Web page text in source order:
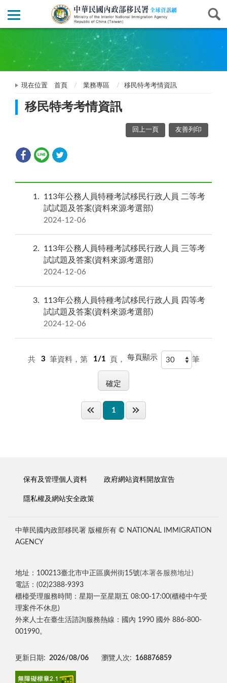
現在位置 首頁 業務專區 移民特考考情資訊
移民特考考情資訊
回上一頁 友善列印
1
113年公務人員特種考試移民行政人員 二等考
試試題及答案(資料來源考選部)
2024-12-06
2
113年公務人員特種考試移民行政人員 三等考
試試題及答案(資料來源考選部)
2024-12-06
3
113年公務人員特種考試移民行政人員 四等考
試試題及答案(資料來源考選部)
2024-12-06
共 3 筆資料，第 1/1 頁， 每頁顯示 筆
1
保有及管理個人資料 政府網站資料開放宣告
隱私權及網站安全政策
中華民國內政部移民署 版權所有 © NATIONAL IMMIGRATION
AGENCY
地址：100213臺北市中正區廣州街15號(本署各服務地址)
電話：(02)2388-9393
櫃檯受理服務時間：星期一至星期五 08:00-17:00(櫃檯中午受
理案件不休息)
外來人士在臺生活諮詢服務熱線：國內 1990 國外 886-800-
001990。
更新日期: 2026/08/06 瀏覽人次: 168876859